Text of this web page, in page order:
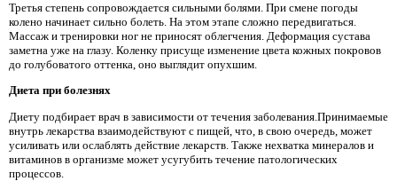
Третья степень сопровождается сильными болями. При смене погоды
колено начинает сильно болеть. На этом этапе сложно передвигаться.
Массаж и тренировки ног не приносят облегчения. Деформация сустава
заметна уже на глазу. Коленку присуще изменение цвета кожных покровов
до голубоватого оттенка, оно выглядит опухшим.
Диета при болезнях
Диету подбирает врач в зависимости от течения заболевания.Принимаемые
внутрь лекарства взаимодействуют с пищей, что, в свою очередь, может
усиливать или ослаблять действие лекарств. Также нехватка минералов и
витаминов в организме может усугубить течение патологических
процессов.